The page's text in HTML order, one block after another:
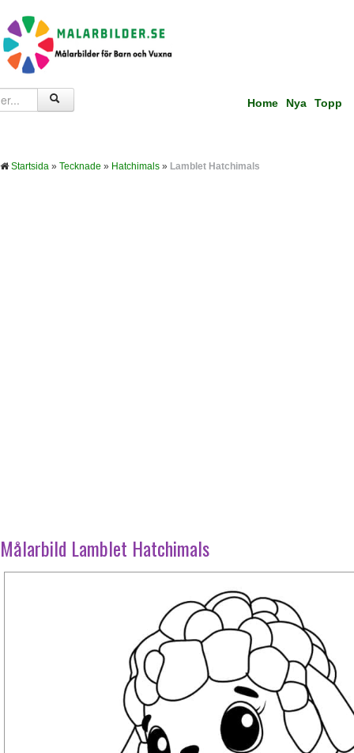
Home Nya Topp
Startsida » Tecknade » Hatchimals » Lamblet Hatchimals
Målarbild Lamblet Hatchimals